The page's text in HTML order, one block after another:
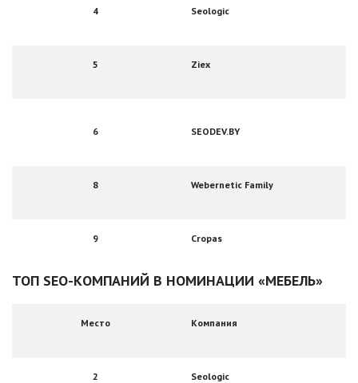
4 Seologic
5 Ziex
6 SEODEV.BY
8 Webernetic Family
9 Cropas
ТОП SEО-КОМПАНИЙ В НОМИНАЦИИ «МЕБЕЛЬ»
Место Компания
2 Seologic